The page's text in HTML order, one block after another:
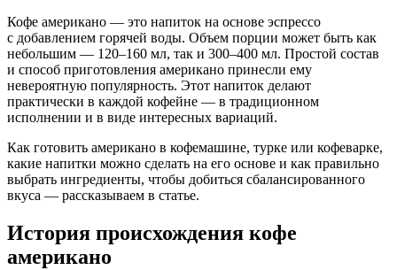
Кофе американо — это напиток на основе эспрессо
с добавлением горячей воды. Объем порции может быть как
небольшим — 120–160 мл, так и 300–400 мл. Простой состав
и способ приготовления американо принесли ему
невероятную популярность. Этот напиток делают
практически в каждой кофейне — в традиционном
исполнении и в виде интересных вариаций.
Как готовить американо в кофемашине, турке или кофеварке,
какие напитки можно сделать на его основе и как правильно
выбрать ингредиенты, чтобы добиться сбалансированного
вкуса — рассказываем в статье.
История происхождения кофе
американо